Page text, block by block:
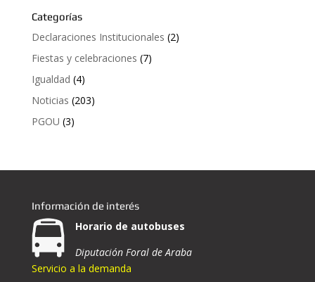
Categorías
Declaraciones Institucionales (2)
Fiestas y celebraciones (7)
Igualdad (4)
Noticias (203)
PGOU (3)
Información de interés
Horario de autobuses
Diputación Foral de Araba
Servicio a la demanda